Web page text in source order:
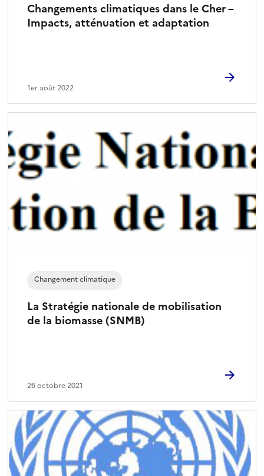
Changements climatiques dans le Cher –
Impacts, atténuation et adaptation
1er août 2022
La Stratégie nationale de mobilisation
de la biomasse (SNMB)
Changement climatique
26 octobre 2021